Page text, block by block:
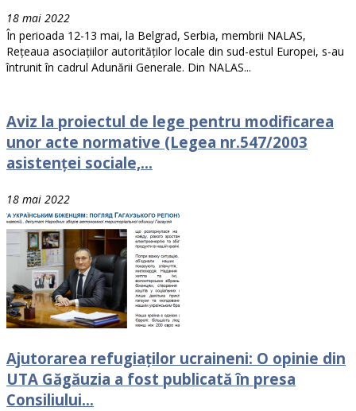
18 mai 2022
În perioada 12-13 mai, la Belgrad, Serbia, membrii NALAS,
Rețeaua asociațiilor autorităților locale din sud-estul Europei, s-au
întrunit în cadrul Adunării Generale. Din NALAS...
Aviz la proiectul de lege pentru modificarea
unor acte normative (Legea nr.547/2003
asistenței sociale,...
18 mai 2022
Ajutorarea refugiaților ucraineni: O opinie din
UTA Găgăuzia a fost publicată în presa
Consiliului...